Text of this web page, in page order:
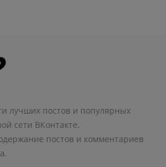
лучших постов и популярных
сети ВКонтакте.
постов и комментариев